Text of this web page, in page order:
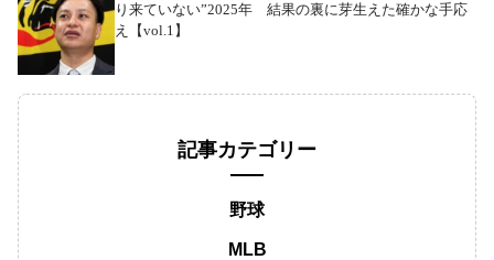
り来ていない”2025年 結果の裏に芽生えた確かな手応
え【vol.1】
記事カテゴリー
野球
MLB